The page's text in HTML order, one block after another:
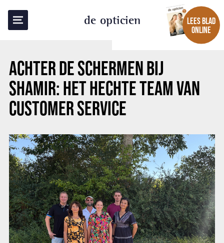
de opticien
LEES BLAD
ONLINE
ACHTER DE SCHERMEN BIJ
SHAMIR: HET HECHTE TEAM VAN
CUSTOMER SERVICE
TERUG NAAR OVERZICHT